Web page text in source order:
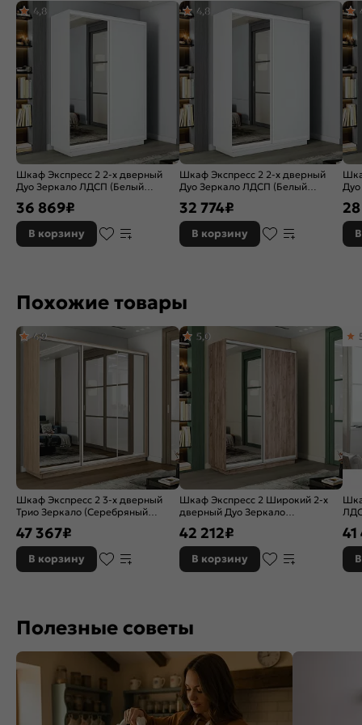
Гарантия:
18 мес
Шкаф Экспресс 2 2-х дверный
Дуо Зеркало ЛДСП (Белый
1600x2200x450
4,8
36 869₽
В корзину
Шкаф Экспресс 2 2-х дверный
Дуо Зеркало ЛДСП (Белый
1400x2200x450
4,8
32 774₽
В корзину
Похожие товары
Шкаф Экспресс 2 3-х дверный
Трио Зеркало (Серебряный
1800x2200x600
4,9
47 367₽
В корзину
Шкаф Экспресс 2 Широкий 2-х
дверный Дуо Зеркало
Крафт Табачный 1800*2200*450
5,0
42 212₽
В корзину
41
Полезные советы